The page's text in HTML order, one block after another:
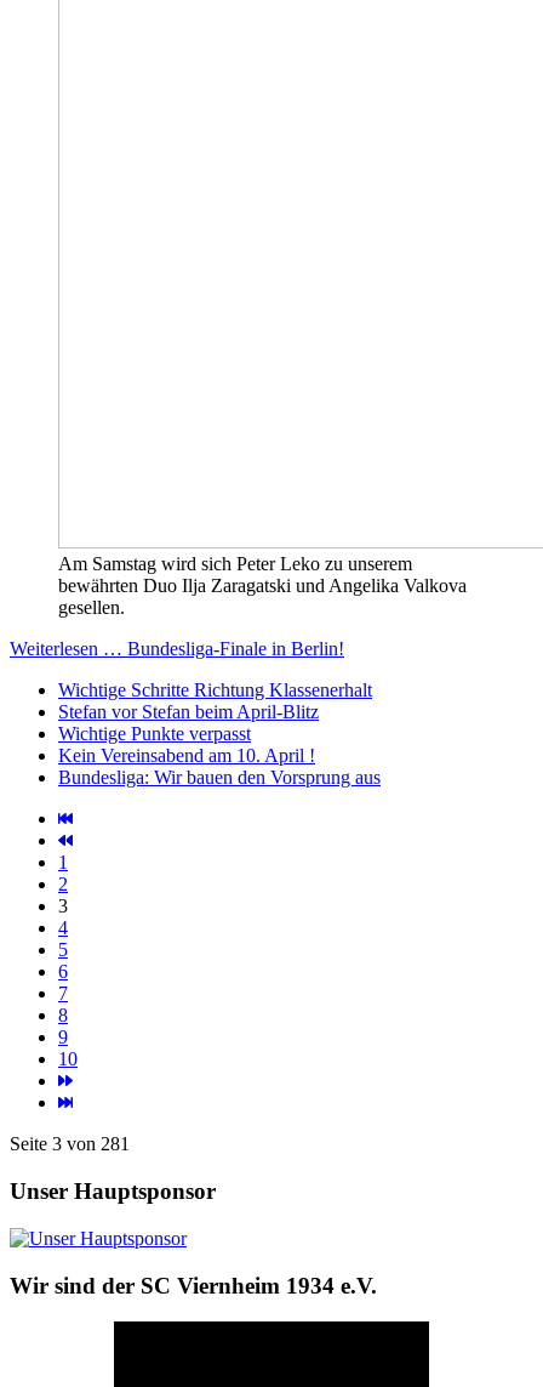
Am Samstag wird sich Peter Leko zu unserem
bewährten Duo Ilja Zaragatski und Angelika Valkova
gesellen.
Weiterlesen … Bundesliga-Finale in Berlin!
Wichtige Schritte Richtung Klassenerhalt
Stefan vor Stefan beim April-Blitz
Wichtige Punkte verpasst
Kein Vereinsabend am 10. April !
Bundesliga: Wir bauen den Vorsprung aus
1
2
3
4
5
6
7
8
9
10
Seite 3 von 281
Unser Hauptsponsor
Wir sind der SC Viernheim 1934 e.V.